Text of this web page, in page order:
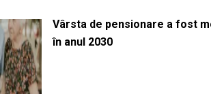
Vârsta de pensionare a fost
în anul 2030